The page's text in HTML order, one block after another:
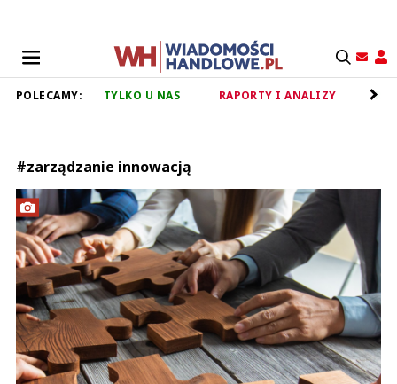
POLECAMY: TYLKO U NAS RAPORTY I ANALIZY
#zarządzanie innowacją